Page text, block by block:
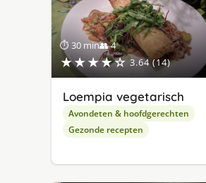
⏱ 30 min👥 4
★★★★☆ 3.64 (14)
Loempia vegetarisch
Avondeten & hoofdgerechten
Gezonde recepten